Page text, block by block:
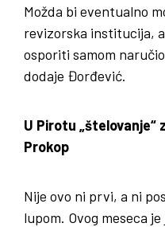
Možda bi eventualno
revizorska institucija,
osporiti samom
dodaje Đorđević.
U Pirotu „štelovanje“
Prokop
Nije ovo ni prvi, a ni
lupom. Ovog meseca